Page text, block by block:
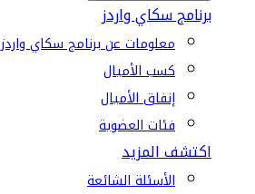
برنامج سكاي واردز
معلومات عن برنامج سكاي واردز
كسب الأميال
إنفاق الأميال
فئات العضوية
اكتشف المزيد
الأسئلة الشائعة